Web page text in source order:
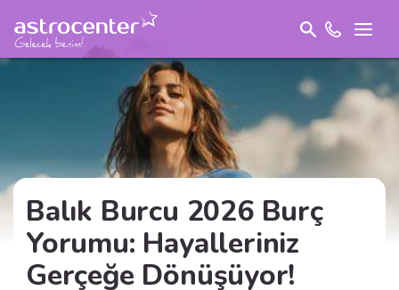
Balık Burcu 2026 Burç
Yorumu: Hayalleriniz
Gerçeğe Dönüşüyor!